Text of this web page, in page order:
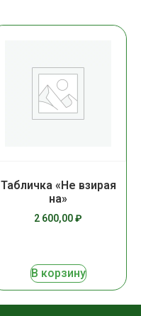
Табличка «Не взирая
на»
2 600,00₽
В корзину